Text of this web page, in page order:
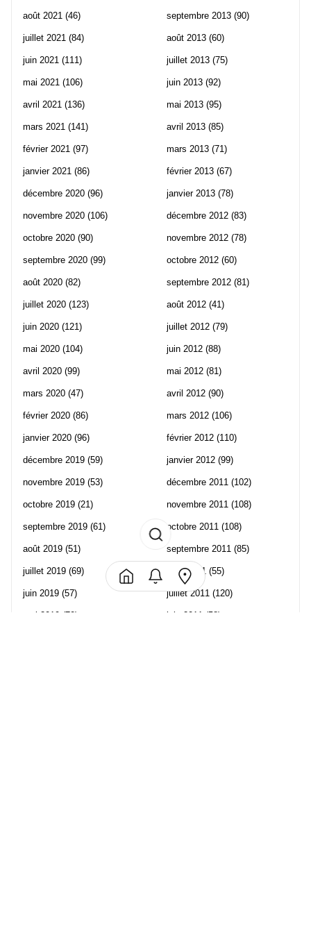
août 2021 (46)
juillet 2021 (84)
juin 2021 (111)
mai 2021 (106)
avril 2021 (136)
mars 2021 (141)
février 2021 (97)
janvier 2021 (86)
décembre 2020 (96)
novembre 2020 (106)
octobre 2020 (90)
septembre 2020 (99)
août 2020 (82)
juillet 2020 (123)
juin 2020 (121)
mai 2020 (104)
avril 2020 (99)
mars 2020 (47)
février 2020 (86)
janvier 2020 (96)
décembre 2019 (59)
novembre 2019 (53)
octobre 2019 (21)
septembre 2019 (61)
août 2019 (51)
juillet 2019 (69)
juin 2019 (57)
mai 2019 (70)
septembre 2013 (90)
août 2013 (60)
juillet 2013 (75)
juin 2013 (92)
mai 2013 (95)
avril 2013 (85)
mars 2013 (71)
février 2013 (67)
janvier 2013 (78)
décembre 2012 (83)
novembre 2012 (78)
octobre 2012 (60)
septembre 2012 (81)
août 2012 (41)
juillet 2012 (79)
juin 2012 (88)
mai 2012 (81)
avril 2012 (90)
mars 2012 (106)
février 2012 (110)
janvier 2012 (99)
décembre 2011 (102)
novembre 2011 (108)
octobre 2011 (108)
septembre 2011 (85)
août 2011 (55)
juillet 2011 (120)
juin 2011 (58)